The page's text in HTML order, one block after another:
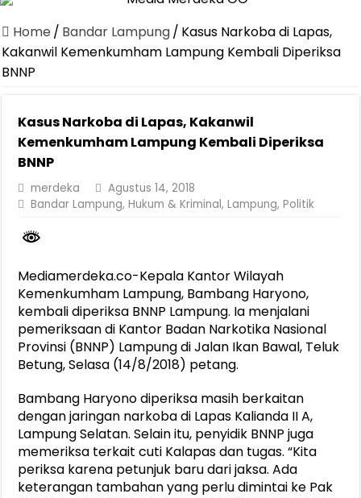
Canangkan Desa TAPIS dan Luncurkan Sekolah Lansia di
Pemprov Lampung Berhasil Kendalikan Inflasi, Jadi Provinsi
Pemprov Lampung Perkuat Pembangunan Rumah Layak Huni
Pastikan Pelayanan Maksimal, Direksi Jasa Raharja Tinjau Korban
Dirut Jasa Raharja Dampingi Wamenhub Tinjau Penanganan
Jasa Raharja Jamin Seluruh Korban Kebakaran KM Mutiara
Gubernur Mirza Ajak IAI Darul Fattah Cetak SDM Adaptif
Purnama Wulan Sari Mirza Buka SiSeSa Roadshow Lampung
Home / Bandar Lampung/ Kasus Narkoba di Lapas,
Kakanwil Kemenkumham Lampung Kembali Diperiksa
BNNP
Kasus Narkoba di Lapas, Kakanwil
Kemenkumham Lampung Kembali Diperiksa
BNNP
merdeka
Agustus 14, 2018
Bandar Lampung,Hukum & Kriminal,Lampung,Politik
Mediamerdeka.co-Kepala Kantor Wilayah
Kemenkumham Lampung, Bambang Haryono,
kembali diperiksa BNNP Lampung. Ia menjalani
pemeriksaan di Kantor Badan Narkotika Nasional
Provinsi (BNNP) Lampung di Jalan Ikan Bawal, Teluk
Betung, Selasa (14/8/2018) petang.
Bambang Haryono diperiksa masih berkaitan
dengan jaringan narkoba di Lapas Kalianda II A,
Lampung Selatan. Selain itu, penyidik BNNP juga
memeriksa terkait cuti Kalapas dan tugas. “Kita
periksa karena petunjuk baru dari jaksa. Ada
keterangan tambahan yang perlu dimintai ke Pak